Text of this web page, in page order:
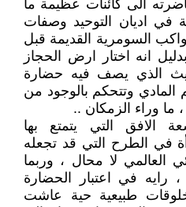
الى كائنات عظيمة ما
في اديان التوحيد وصفات
السومرية القديمة قبل
انه اختار ارض الحجاز
الذي يصف فيه حضارة
المادي وتتحكم بالوجود من
، ما وراء الزمكان ..
الافق التي يتمتع بها
في الطرح التي قد تجعله
العالمي لا محال ، وربما
رايه في اعتبار الحضارة
طبيعية حية عاشت